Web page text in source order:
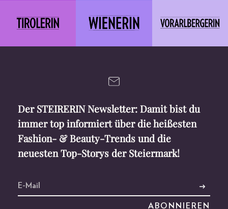
Der STEIRERIN Newsletter: Damit bist du
immer top informiert über die heißesten
Fashion- & Beauty-Trends und die
neuesten Top-Storys der Steiermark!